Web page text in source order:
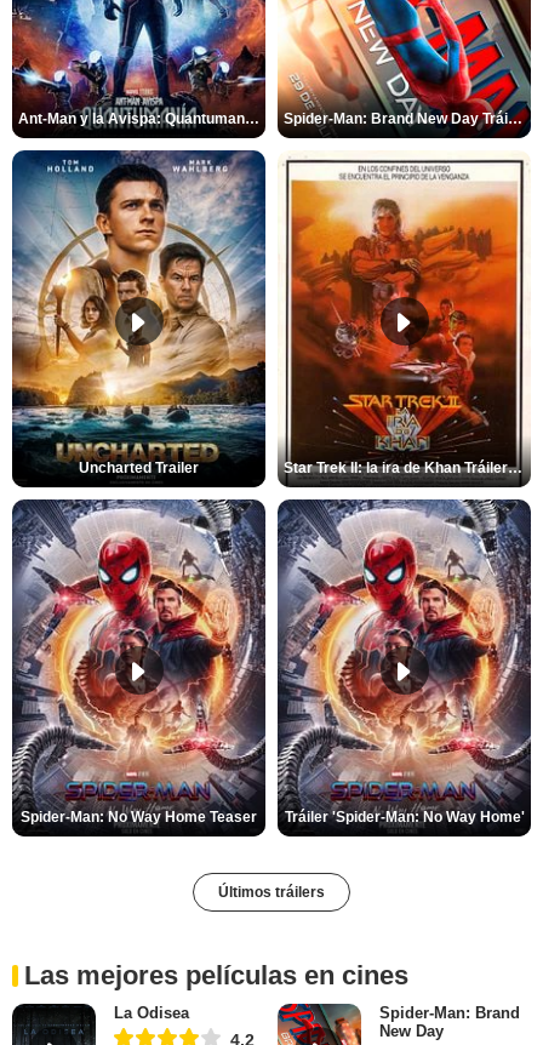
Ant-Man y la Avispa: Quantumanía Tráiler (2) Spider-Man: Brand New Day Tráiler (3)
Uncharted Trailer Star Trek II: la ira de Khan Tráiler VO
Spider-Man: No Way Home Teaser Tráiler 'Spider-Man: No Way Home'
Últimos tráilers
Las mejores películas en cines
La Odisea
4,2
Spider-Man: Brand
New Day